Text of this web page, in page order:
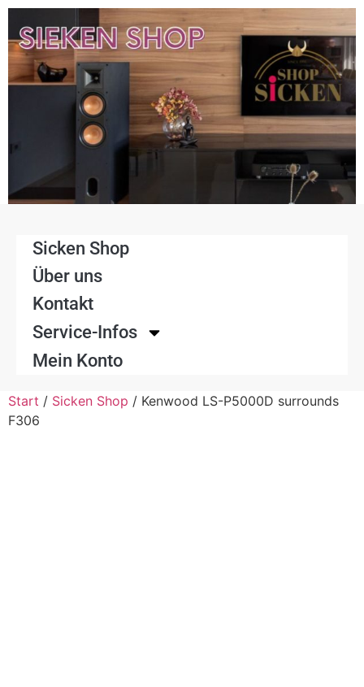
Sicken Shop
Über uns
Kontakt
Service-Infos
Mein Konto
Start / Sicken Shop / Kenwood LS-P5000D surrounds
F306